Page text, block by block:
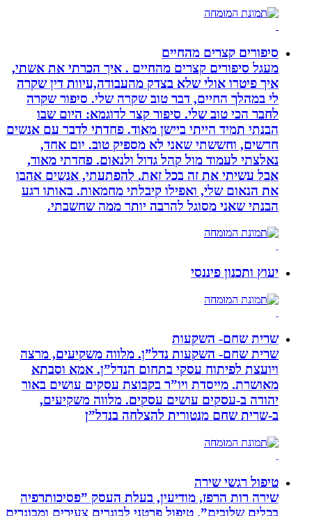
סיפורים קצרים מהחיים
מעגל סיפורים קצרים מהחיים . איך הכרתי את אשתי,
איך פיטרו אולי שלא בצדק מהעבודה,עיוות דין שקרה
לי במהלך החיים, דבר טוב שקרה שלי. סיפור שקרה
לחבר הכי טוב שלי. סיפור קצר לדוגמא: היום שבו
הבנתי תמיד הייתי ביישן מאוד. פחדתי לדבר עם אנשים
חדשים, וחששתי שאני לא מספיק טוב. יום אחד,
נאלצתי לעמוד מול קהל גדול ולנאום. פחדתי מאוד,
אבל עשיתי את זה בכל זאת. להפתעתי, אנשים אהבו
את הנאום שלי, ואפילו קיבלתי מחמאות. באותו רגע
הבנתי שאני מסוגל להרבה יותר ממה שחשבתי.
יעוץ ותכנון פיננסי
שרית שחם- השקעות
שרית שחם- השקעות נדל”ן. מלווה משקיעים, מרצה
ויועצת לפיתוח עסקי בתחום הנדל”ן. אמא וסבתא
מאושרת. ‏מייסדת ויו”ר בקבוצת עסקים עושים באור
יהודה‏ ב-‏עסקים עושים עסקים‏. ‏מלווה משקיעים,
ב-‏שרית שחם מנטורית להצלחה בנדל”ן‏
טיפול רגשי שירה
שירה רות הרפז, מודיעין, בעלת העסק ”פסיכותרפיה
בכלים שלובים”. טיפול פרטני לבוגרים צעירים ומבוגרים